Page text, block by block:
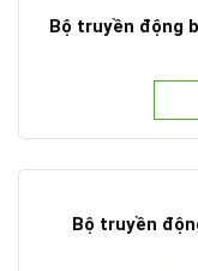
Bộ truyền động
Bộ truyền